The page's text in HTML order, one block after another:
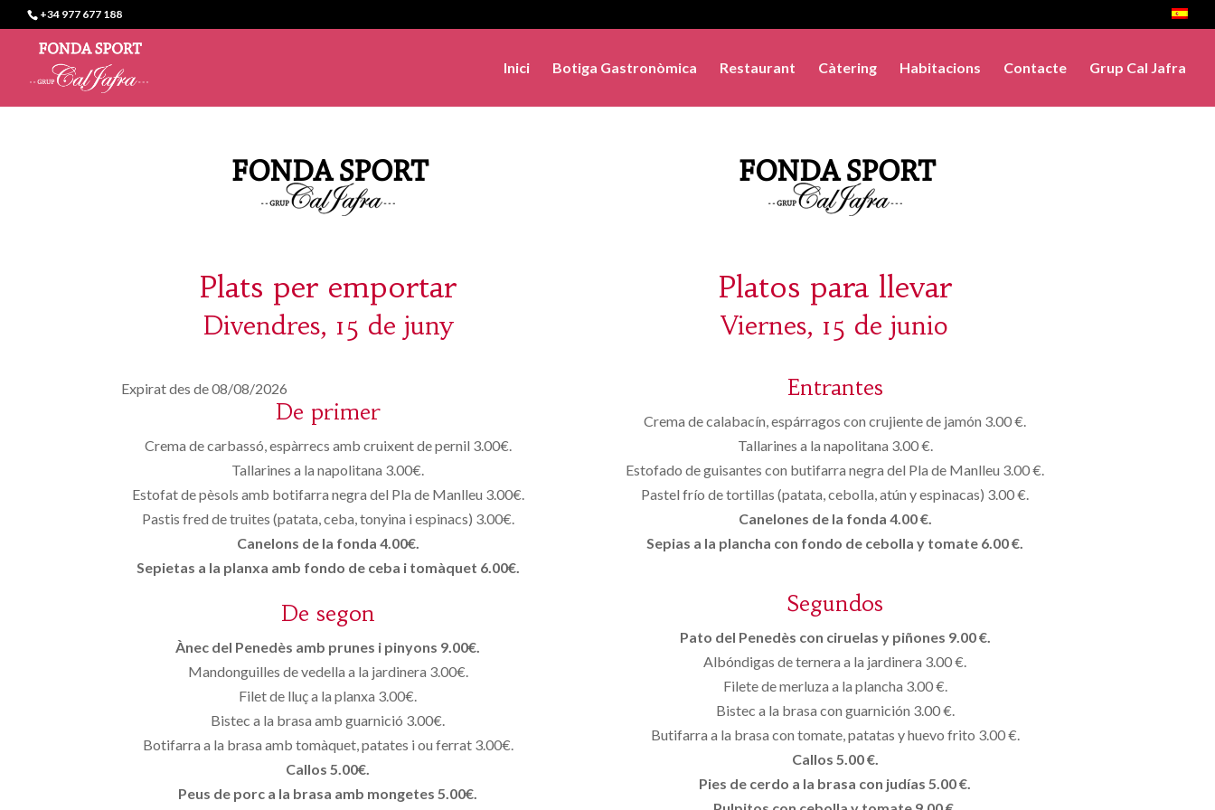
+34 977 677 188
Inici Botiga Gastronòmica Restaurant Càtering Habitacions Contacte Grup Cal Jafra
Plats per emportar
Divendres, 15 de juny
Expirat des de 08/08/2026
De primer
Crema de carbassó, espàrrecs amb cruixent de pernil 3.00€.
Tallarines a la napolitana 3.00€.
Estofat de pèsols amb botifarra negra del Pla de Manlleu 3.00€.
Pastis fred de truites (patata, ceba, tonyina i espinacs) 3.00€.
Canelons de la fonda 4.00€.
Sepietas a la planxa amb fondo de ceba i tomàquet 6.00€.
De segon
Ànec del Penedès amb prunes i pinyons 9.00€.
Mandonguilles de vedella a la jardinera 3.00€.
Filet de lluç a la planxa 3.00€.
Bistec a la brasa amb guarnició 3.00€.
Botifarra a la brasa amb tomàquet, patates i ou ferrat 3.00€.
Callos 5.00€.
Peus de porc a la brasa amb mongetes 5.00€.
Platos para llevar
Viernes, 15 de junio
Entrantes
Crema de calabacín, espárragos con crujiente de jamón 3.00 €.
Tallarines a la napolitana 3.00 €.
Estofado de guisantes con butifarra negra del Pla de Manlleu 3.00 €.
Pastel frío de tortillas (patata, cebolla, atún y espinacas) 3.00 €.
Canelones de la fonda 4.00 €.
Sepias a la plancha con fondo de cebolla y tomate 6.00 €.
Segundos
Pato del Penedès con ciruelas y piñones 9.00 €.
Albóndigas de ternera a la jardinera 3.00 €.
Filete de merluza a la plancha 3.00 €.
Bistec a la brasa con guarnición 3.00 €.
Butifarra a la brasa con tomate, patatas y huevo frito 3.00 €.
Callos 5.00 €.
Pies de cerdo a la brasa con judías 5.00 €.